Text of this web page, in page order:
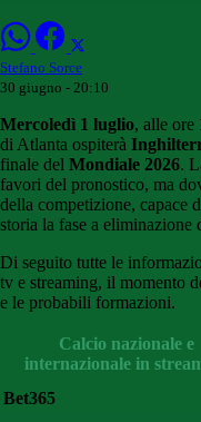
Stefano Sorce
30 giugno - 20:10
Mercoledì 1 luglio, alle ore
di Atlanta ospiterà
finale del Mondiale 2026.
favori del pronostico, ma
della competizione, capace
storia la fase a eliminazione
Di seguito tutte le
tv e streaming, il momento
e le probabili formazioni.
Calcio nazionale e
internazionale in
Bet365